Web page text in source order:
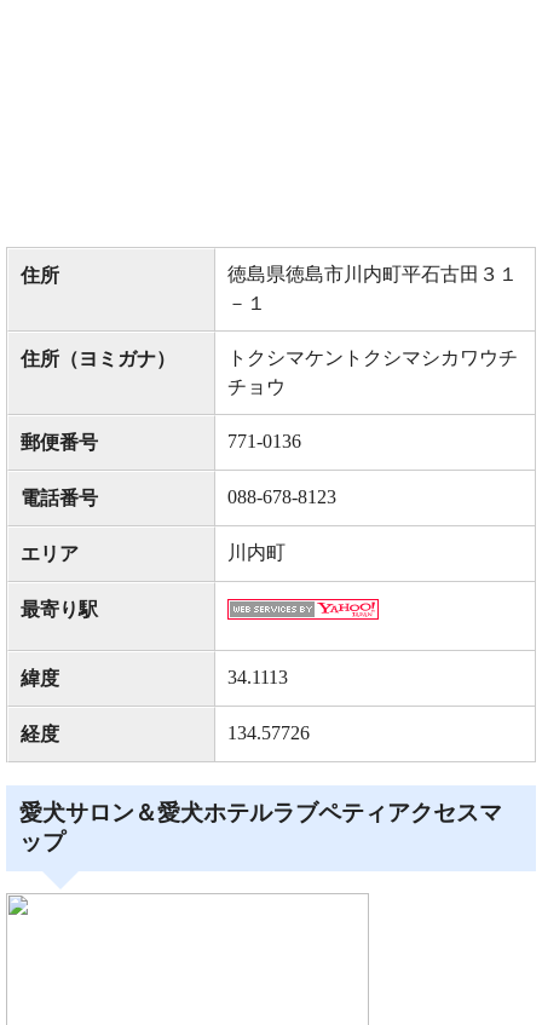
住所
徳島県徳島市川内町平石古田３１
－１
住所（ヨミガナ）
トクシマケントクシマシカワウチ
チョウ
郵便番号 771-0136
電話番号 088-678-8123
エリア 川内町
最寄り駅
緯度 34.1113
経度 134.57726
愛犬サロン＆愛犬ホテルラブペティアクセスマ
ップ